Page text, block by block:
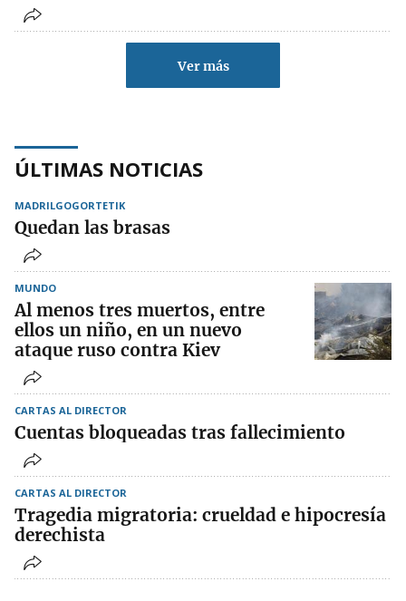
Ver más
ÚLTIMAS NOTICIAS
MADRILGOGORTETIK
Quedan las brasas
MUNDO
Al menos tres muertos, entre
ellos un niño, en un nuevo
ataque ruso contra Kiev
CARTAS AL DIRECTOR
Cuentas bloqueadas tras fallecimiento
CARTAS AL DIRECTOR
Tragedia migratoria: crueldad e hipocresía
derechista